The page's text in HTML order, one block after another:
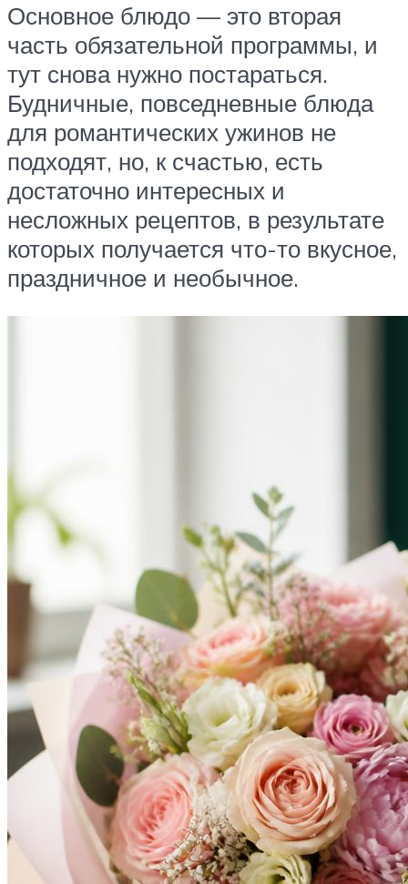
Основное блюдо — это вторая
часть обязательной программы, и
тут снова нужно постараться.
Будничные, повседневные блюда
для романтических ужинов не
подходят, но, к счастью, есть
достаточно интересных и
несложных рецептов, в результате
которых получается что-то вкусное,
праздничное и необычное.